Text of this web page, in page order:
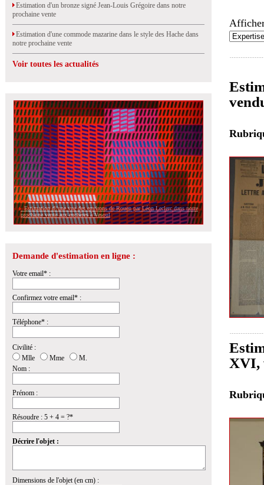
Estimation d'un bronze signé Jean-Louis Grégoire dans notre
prochaine vente
Estimation d'une commode mazarine dans le style des Hache dans
notre prochaine vente
Voir toutes les actualités
Estimation d\'une vue des environs de Rouen par Léon Leclerc dans notre
prochaine vente aux enchères à Vesoul
Demande d'estimation en ligne :
Votre email* :
Confirmez votre email* :
Téléphone* :
Civilité :
Mlle
Mme
M.
Nom :
Prénom :
Résoudre : 5 + 4 = ?*
Décrire l'objet :
Dimensions de l'objet (en cm) :
XVI,